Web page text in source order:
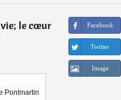
vie; le cœur
Pontmartin
Facebook
Twitter
Image